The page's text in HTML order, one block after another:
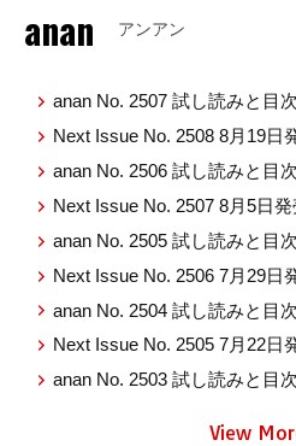
anan アンアン
anan No. 2507 試し読みと目次
Next Issue No. 2508 8月19日
anan No. 2506 試し読みと目次
Next Issue No. 2507 8月5日発
anan No. 2505 試し読みと目次
Next Issue No. 2506 7月29日
anan No. 2504 試し読みと目次
Next Issue No. 2505 7月22日
anan No. 2503 試し読みと目次
View